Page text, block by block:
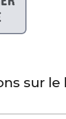
sur le